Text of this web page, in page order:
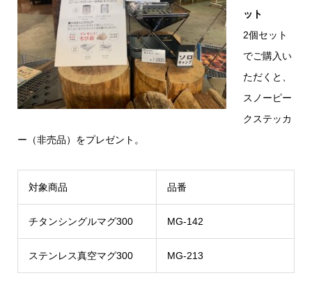
ット
2個セット
でご購入い
ただくと、
スノーピー
クステッカ
ー（非売品）をプレゼント。
対象商品 品番
チタンシングルマグ300 MG-142
ステンレス真空マグ300 MG-213